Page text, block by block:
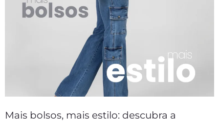
Mais bolsos, mais estilo: descubra a